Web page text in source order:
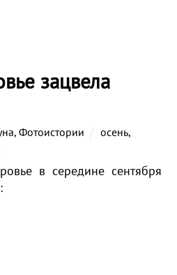
зацвела
,Фотоистории осень,
в середине сентября